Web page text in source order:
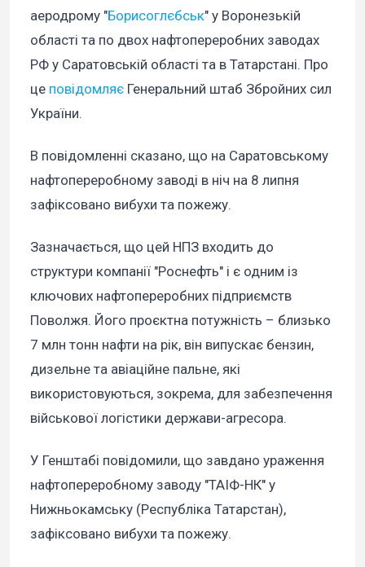
аеродрому "Борисоглєбськ" у Воронезькій
області та по двох нафтопереробних заводах
РФ у Саратовській області та в Татарстані. Про
це повідомляє Генеральний штаб Збройних сил
України.
В повідомленні сказано, що на Саратовському
нафтопереробному заводі в ніч на 8 липня
зафіксовано вибухи та пожежу.
Зазначається, що цей НПЗ входить до
структури компанії "Роснефть" і є одним із
ключових нафтопереробних підприємств
Поволжя. Його проєктна потужність – близько
7 млн тонн нафти на рік, він випускає бензин,
дизельне та авіаційне пальне, які
використовуються, зокрема, для забезпечення
військової логістики держави-агресора.
У Генштабі повідомили, що завдано ураження
нафтопереробному заводу "ТАІФ-НК" у
Нижньокамську (Республіка Татарстан),
зафіксовано вибухи та пожежу.